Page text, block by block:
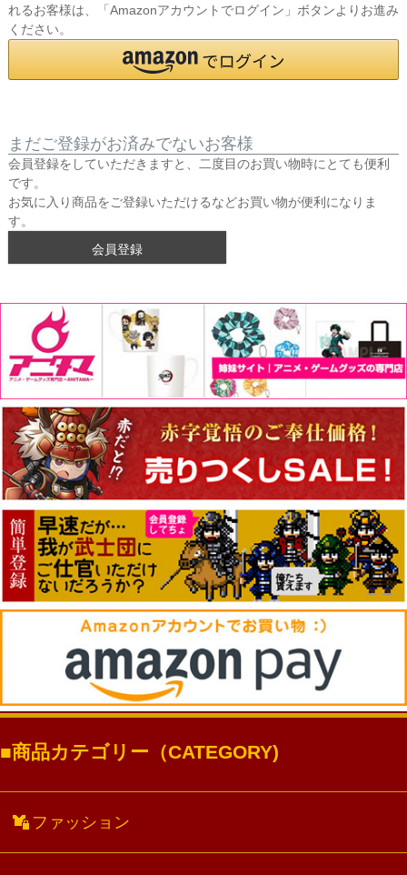
れるお客様は、「Amazonアカウントでログイン」ボタンよりお進み
ください。
まだご登録がお済みでないお客様
会員登録をしていただきますと、二度目のお買い物時にとても便利
です。
お気に入り商品をご登録いただけるなどお買い物が便利になりま
す。
会員登録
商品カテゴリー（CATEGORY)
ファッション